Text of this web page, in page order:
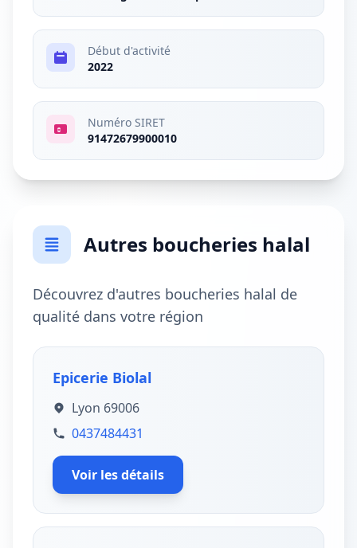
Début d'activité
2022
Numéro SIRET
91472679900010
Autres boucheries halal
Découvrez d'autres boucheries halal de
qualité dans votre région
Epicerie Biolal
Lyon 69006
0437484431
Voir les détails